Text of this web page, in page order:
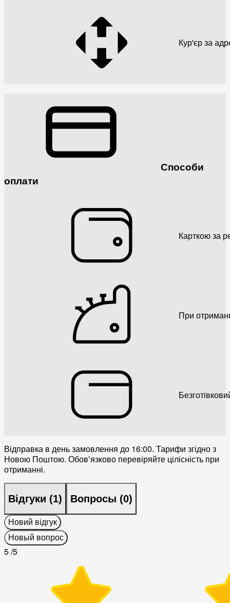
Кур'єр за
Способи
оплати
Карткою за
При
Відправка в день замовлення до 16:00. Тарифи згідно з
Новою Поштою. Обовʼязково перевіряйте цілісність при
отриманні.
Відгуки (1) Вопросы (0)
Новий відгук
Новый вопрос
5/5